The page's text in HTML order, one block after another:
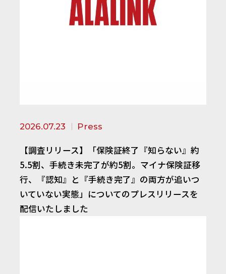
2026.07.23 Press
【調査リリース】「保険証終了『知らない』約
5.5割、手続き未完了が約5割。マイナ保険証移
行、『認知』と『手続き完了』の両方が追いつ
いていない実態」についてのプレスリリースを
配信いたしました